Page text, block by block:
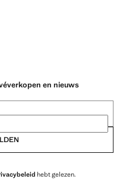
en nieuws
hebt gelezen.